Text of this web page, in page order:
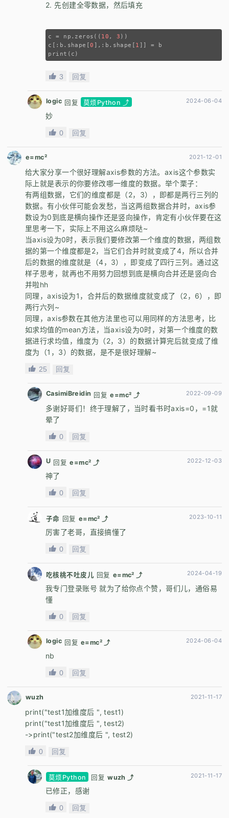
2. 先创建全零数据，然后填充
c = np.zeros(( 10 , 3 ))
c[:b.shape[0 ],:b.shape[ 1 ]] = b
print(c)
3 回复
logic 回复 莫烦Python ⤴ 2024-06-04
妙
0 回复
e=mc² 2021-12-01
给大家分享一个很好理解axis参数的方法。axis这个参数实
际上就是表示的你要修改哪一维度的数据。举个栗子：
有两组数据，它们的维度都是（2，3），即都是两行三列的
数据。有小伙伴可能会发愁，当这两组数据合并时，axis参
数设为0到底是横向操作还是竖向操作，肯定有小伙伴要在这
里思考一下，实际上不用这么麻烦哒~
当axis设为0时，表示我们要修改第一个维度的数据，两组数
据的第一个维度都是2，当它们合并时就变成了4，所以合并
后的数据的维度就是（4，3），即变成了四行三列。通过这
样子思考，就再也不用努力回想到底是横向合并还是竖向合
并啦hh
同理，axis设为1，合并后的数据维度就变成了（2，6），即
两行六列~
同理，axis参数在其他方法里也可以用同样的方法思考，比
如求均值的mean方法，当axis设为0时，对第一个维度的数
据进行求均值，维度为（2，3）的数据计算完后就变成了维
度为（1，3）的数据，是不是很好理解~
25 回复
CasimiBreidin 回复 e=mc² ⤴ 2022-09-09
多谢好哥们！终于理解了，当时看书时axis=0，=1就
晕了
0 回复
U 回复 e=mc² ⤴ 2022-12-03
神了
0 回复
子命 回复 e=mc² ⤴ 2023-10-11
厉害了老哥，直接搞懂了
0 回复
吃核桃不吐皮儿 回复 e=mc² ⤴ 2024-04-19
我专门登录账号 就为了给你点个赞，哥们儿，通俗易
懂
0 回复
logic 回复 e=mc² ⤴ 2024-06-04
nb
0 回复
wuzh 2021-11-17
print("test1加维度后 ", test1)
print("test1加维度后 ", test2)
->print("test2加维度后 ", test2)
0 回复
莫烦Python 回复 wuzh ⤴ 2021-11-17
已修正，感谢
0 回复